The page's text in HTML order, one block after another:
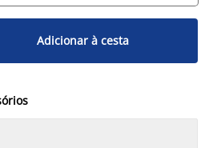
Adicionar à cesta